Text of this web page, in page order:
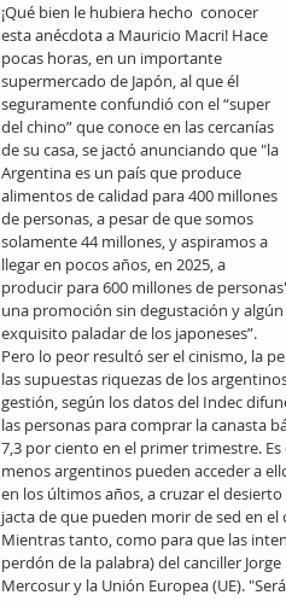
¡Qué bien le hubiera hecho  conocer
esta anécdota a Mauricio Macri! Hace
pocas horas, en un importante
supermercado de Japón, al que él
seguramente confundió con el “super
del chino” que conoce en las cercanías
de su casa, se jactó anunciando que "la
Argentina es un país que produce
alimentos de calidad para 400 millones
de personas, a pesar de que somos
solamente 44 millones, y aspiramos a
llegar en pocos años, en 2025, a
producir para 600 millones de
una promoción sin degustación y
exquisito paladar de los japoneses”.
Pero lo peor resultó ser el cinismo, la
las supuestas riquezas de los
gestión, según los datos del Indec
las personas para comprar la canasta
7,3 por ciento en el primer trimestre.
menos argentinos pueden acceder a
en los últimos años, a cruzar el
jacta de que pueden morir de sed en el
Mientras tanto, como para que las
perdón de la palabra) del canciller
Mercosur y la Unión Europea (UE).